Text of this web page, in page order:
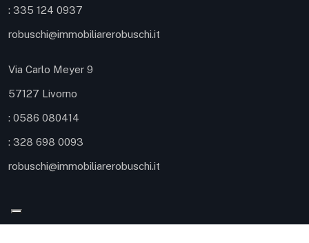
: 335 124 0937
robuschi@immobiliarerobuschi.it
Via Carlo Meyer 9
57127 Livorno
: 0586 080414
: ‪328 698 0093‬
robuschi@immobiliarerobuschi.it